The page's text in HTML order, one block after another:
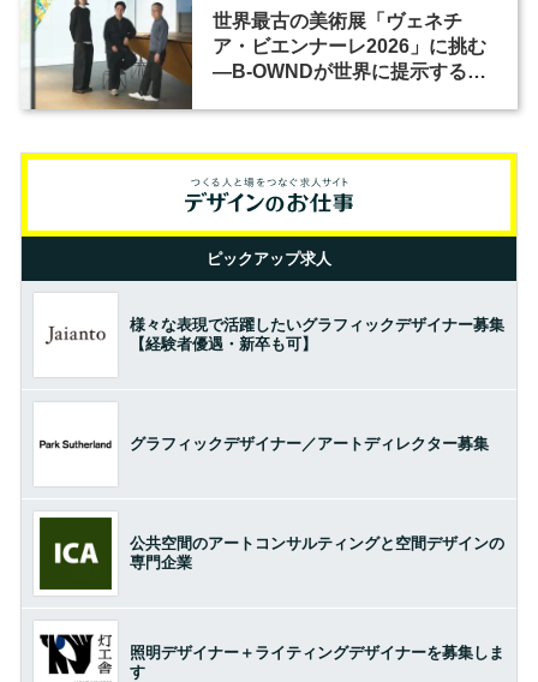
世界最古の美術展「ヴェネチ
ア・ビエンナーレ2026」に挑む
―B-OWNDが世界に提示する美
ピックアップ求人
様々な表現で活躍したいグラフィックデザイナー募集
【経験者優遇・新卒も可】
グラフィックデザイナー／アートディレクター募集
公共空間のアートコンサルティングと空間デザインの
専門企業
照明デザイナー＋ライティングデザイナーを募集しま
す